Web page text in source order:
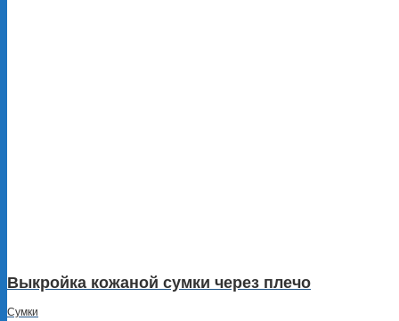
Выкройка кожаной сумки через плечо
Сумки